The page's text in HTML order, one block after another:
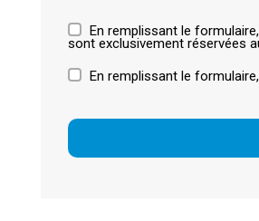
En remplissant le
sont exclusivement réservées
En remplissant le